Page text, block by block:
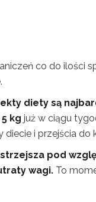
co do ilości
diety są
kg już w ciągu
i przejścia do
pod
wagi. To